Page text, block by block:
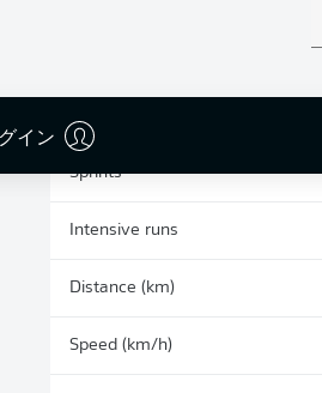
イン
Sprints
Intensive runs
Distance (km)
Speed (km/h)